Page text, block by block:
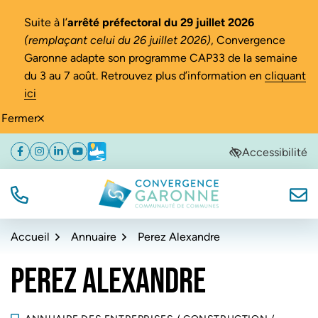
Fermer
Suite à l’arrêté préfectoral du 29 juillet 2026
(remplaçant celui du 26 juillet 2026), Convergence
Garonne adapte son programme CAP33 de la semaine
du 3 au 7 août. Retrouvez plus d’information en cliquant
ici
Aller
navigation
Aller
au
Aller
au
de
Facebook
(ouverture dans un nouvel onglet)
Instagram
(ouverture dans un nouvel onglet)
Linkedin
(ouverture dans un nouvel onglet)
YouTube
(ouverture dans un nouvel onglet)
Météo
(ouverture dans un nouvel onglet)Accessibilité
TÉL. Convergence Garonne
Accueil Annuaire Perez Alexandre
PEREZ ALEXANDRE